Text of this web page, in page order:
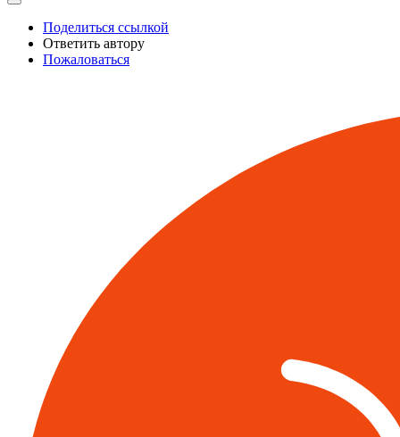
Поделиться ссылкой
Ответить автору
Пожаловаться